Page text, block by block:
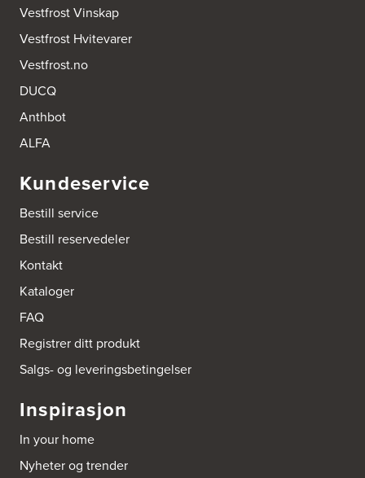
Thomas Heftyes Gate 41
0267 Oslo
Tel.:95992151
Bokhylle-Spesialisten AS
3414 Lierstranda
Boligleverandøren Karmøy AS
Postboks 213
4296 Åkrehamn
Tel.: 52846090
http://www.interiormesteren.no
Bonaparte Interiør AS
Borgenveien 66
Tel.:
Brusveen Snekkerverksted AS
Bergabygdvegen 35
Tel.:61-340006
Brødrene Dahl A/S
Postboks 6146, Etterstad
Vestfrost Vinskap
Vestfrost Hvitevarer
Vestfrost.no
DUCQ
Anthbot
ALFA
Kundeservice
Bestill service
Bestill reservedeler
Kontakt
Kataloger
FAQ
Registrer ditt produkt
Salgs- og leveringsbetingelser
Inspirasjon
In your home
Nyheter og trender